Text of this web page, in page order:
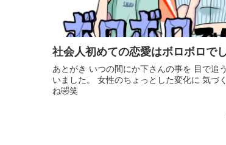
社会人初めての恋愛はボロボロでし
あとがき いつの間にか下さんの事を 目で追
いました。 女性のちょっとした変化に 気づ
ね🤣笑